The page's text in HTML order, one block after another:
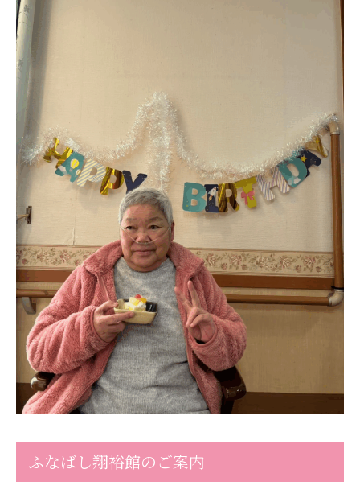
松園第二病院
複合ケアセンターまつぞの
医療法人社団 鴻愛会
こうのす共生病院
OKP with Life クリニック
こうのすナーシングホーム共生園
あげお共生の家
医療法人 京都翔医会
西京都病院
西京都クリニック
洛桂の郷
桂寿の郷
訪問看護ステーション秋桜
上桂の郷
ファミリエール吉祥院
教育（共に生きる仲間達）
学校法人明星学園 関東福祉専門学校
明星幼稚園 志学会高等学校
ふなばし翔裕館のご案内